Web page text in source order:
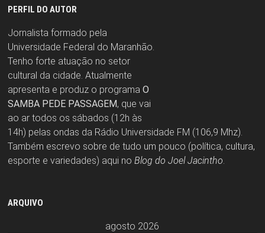
PERFIL DO AUTOR
Jornalista formado pela
Universidade Federal do Maranhão.
Tenho forte atuação no setor
cultural da cidade. Atualmente
apresenta e produz o programa O
SAMBA PEDE PASSAGEM, que vai
ao ar todos os sábados (12h às
14h) pelas ondas da Rádio Universidade FM (106,9 Mhz).
Também escrevo sobre de tudo um pouco (política, cultura,
esporte e variedades) aqui no Blog do Joel Jacintho.
ARQUIVO
agosto 2026